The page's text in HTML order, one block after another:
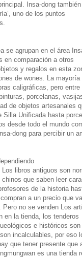
Insa-dong también
uno de los puntos
se agrupan en el área
en comparación a otros
y regalos en esta
de wones. La mayoría
caligráficas, pero entre
porcelanas,
de objetos artesanales
Unificada hasta
desde todo el mundo
dong para percibir un
libros antiguos son
que saben leer
de la historia
a un precio que
no se venden Los
en la tienda, los tenderos
e históricos son
incalculables, por eso
que tener presente que
es una tienda